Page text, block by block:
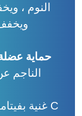
النوم ،
حماية
الناجم